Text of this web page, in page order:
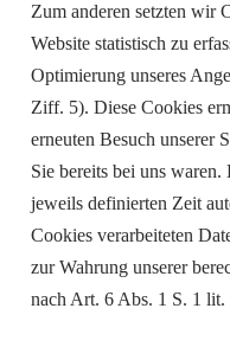
Zum anderen setzten wir
Website statistisch zu
Optimierung unseres
Ziff. 5). Diese Cookies
erneuten Besuch unserer
Sie bereits bei uns
jeweils definierten Zeit
Cookies verarbeiteten
zur Wahrung unserer
nach Art. 6 Abs. 1 S. 1